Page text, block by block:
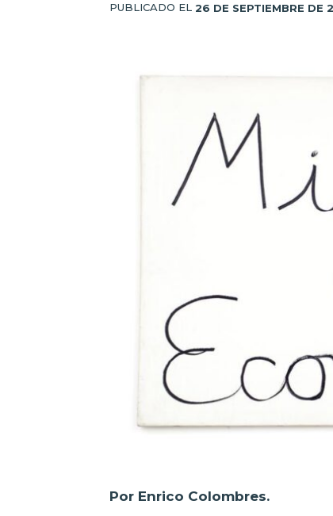
PUBLICADO EL 26 DE SEPTIEMBRE DE
Por Enrico Colombres.